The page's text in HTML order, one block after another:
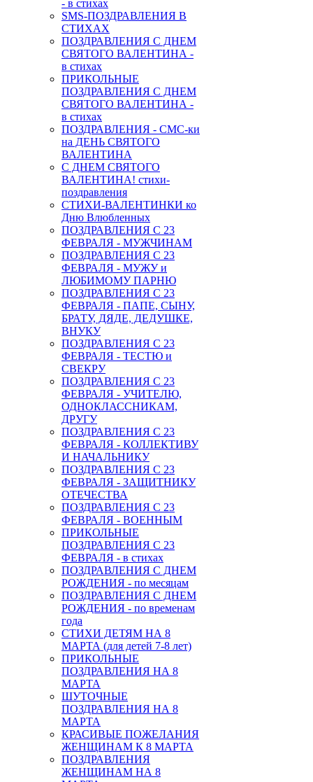
- в стихах
SMS-ПОЗДРАВЛЕНИЯ В
СТИХАХ
ПОЗДРАВЛЕНИЯ С ДНЕМ
СВЯТОГО ВАЛЕНТИНА -
в стихах
ПРИКОЛЬНЫЕ
ПОЗДРАВЛЕНИЯ С ДНЕМ
СВЯТОГО ВАЛЕНТИНА -
в стихах
ПОЗДРАВЛЕНИЯ - СМС-ки
на ДЕНЬ СВЯТОГО
ВАЛЕНТИНА
С ДНЕМ СВЯТОГО
ВАЛЕНТИНА! стихи-
поздравления
СТИХИ-ВАЛЕНТИНКИ ко
Дню Влюбленных
ПОЗДРАВЛЕНИЯ С 23
ФЕВРАЛЯ - МУЖЧИНАМ
ПОЗДРАВЛЕНИЯ С 23
ФЕВРАЛЯ - МУЖУ и
ЛЮБИМОМУ ПАРНЮ
ПОЗДРАВЛЕНИЯ С 23
ФЕВРАЛЯ - ПАПЕ, СЫНУ,
БРАТУ, ДЯДЕ, ДЕДУШКЕ,
ВНУКУ
ПОЗДРАВЛЕНИЯ С 23
ФЕВРАЛЯ - ТЕСТЮ и
СВЕКРУ
ПОЗДРАВЛЕНИЯ С 23
ФЕВРАЛЯ - УЧИТЕЛЮ,
ОДНОКЛАССНИКАМ,
ДРУГУ
ПОЗДРАВЛЕНИЯ С 23
ФЕВРАЛЯ - КОЛЛЕКТИВУ
И НАЧАЛЬНИКУ
ПОЗДРАВЛЕНИЯ С 23
ФЕВРАЛЯ - ЗАЩИТНИКУ
ОТЕЧЕСТВА
ПОЗДРАВЛЕНИЯ С 23
ФЕВРАЛЯ - ВОЕННЫМ
ПРИКОЛЬНЫЕ
ПОЗДРАВЛЕНИЯ С 23
ФЕВРАЛЯ - в стихах
ПОЗДРАВЛЕНИЯ С ДНЕМ
РОЖДЕНИЯ - по месяцам
ПОЗДРАВЛЕНИЯ С ДНЕМ
РОЖДЕНИЯ - по временам
года
СТИХИ ДЕТЯМ НА 8
МАРТА (для детей 7-8 лет)
ПРИКОЛЬНЫЕ
ПОЗДРАВЛЕНИЯ НА 8
МАРТА
ШУТОЧНЫЕ
ПОЗДРАВЛЕНИЯ НА 8
МАРТА
КРАСИВЫЕ ПОЖЕЛАНИЯ
ЖЕНЩИНАМ К 8 МАРТА
ПОЗДРАВЛЕНИЯ
ЖЕНЩИНАМ НА 8